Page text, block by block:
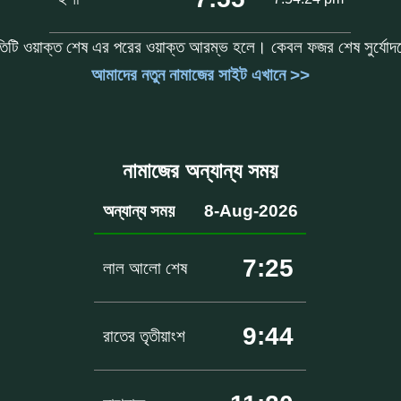
ওয়াক্ত শেষ এর পরের ওয়াক্ত আরম্ভ হলে। কেবল ফজর শেষ
আমাদের নতুন নামাজের সাইট এখানে >>
নামাজের অন্যান্য সময়
অন্যান্য সময় 8-Aug-2026
লাল আলো শেষ 7:25
রাতের তৃতীয়াংশ 9:44